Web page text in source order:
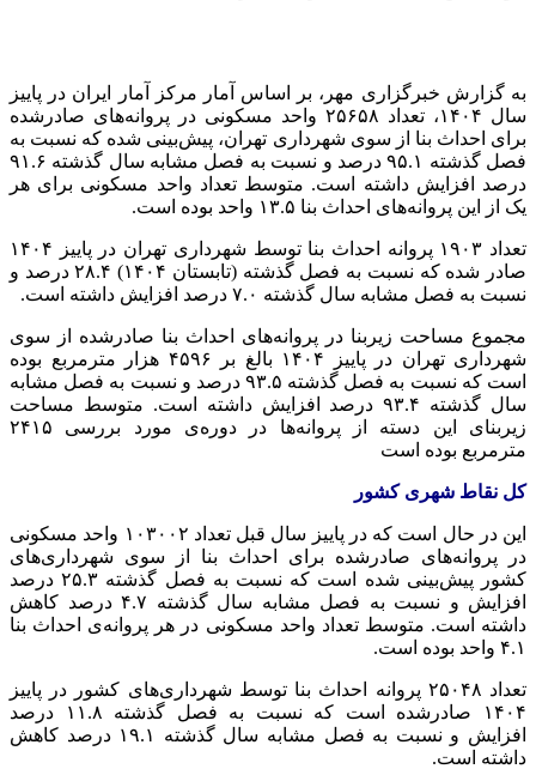
به گزارش خبرگزاری مهر، بر اساس آمار مرکز آمار ایران در پاییز
سال ۱۴۰۴، تعداد ۲۵۶۵۸ واحد مسکونی در پروانه‌های صادرشده
برای احداث بنا از سوی شهرداری‌ تهران، پیش‌بینی شده که نسبت به
فصل گذشته ۹۵.۱ درصد و نسبت به فصل مشابه سال گذشته ۹۱.۶
درصد افزایش داشته است.‏ متوسط تعداد واحد مسکونی برای هر
یک از این پروانه‌های احداث بنا ۱۳.۵ واحد بوده است.
تعداد ۱۹۰۳ پروانه‌ احداث بنا توسط شهرداری‌ تهران در پاییز ۱۴۰۴
صادر شده که نسبت به فصل گذشته (تابستان ۱۴۰۴) ۲۸.۴ درصد و
نسبت به فصل مشابه سال گذشته ۷.۰ درصد افزایش داشته است.
مجموع مساحت زیربنا در پروانه‌های احداث بنا صادرشده از سوی
شهرداری‌ تهران در پاییز ۱۴۰۴ بالغ ‌بر ۴۵۹۶ هزار مترمربع بوده
است که نسبت به فصل گذشته ۹۳.۵ درصد و نسبت به فصل مشابه
سال گذشته ۹۳.۴ درصد افزایش داشته است. متوسط مساحت
زیربنای این دسته از پروانه‌ها در دوره‌ی مورد بررسی ۲۴۱۵
مترمربع بوده است
کل نقاط شهری کشور
این در حال است که در پاییز سال قبل تعداد ۱۰۳۰۰۲ واحد مسکونی
در پروانه‌های صادرشده برای احداث بنا از سوی شهرداری‌های
کشور پیش‌بینی شده است که نسبت به فصل گذشته ۲۵.۳ درصد
افزایش و نسبت به فصل مشابه سال گذشته ۴.۷ درصد کاهش
داشته است.‏ متوسط تعداد واحد مسکونی در هر پروانه‌ی احداث بنا
۴.۱ واحد بوده است‌.
تعداد ۲۵۰۴۸ پروانه‌ احداث بنا توسط شهرداری‌های کشور در پاییز
۱۴۰۴ صادرشده است که نسبت به فصل گذشته ۱۱.۸ درصد
افزایش و نسبت به فصل مشابه سال گذشته ۱۹.۱ درصد کاهش
داشته است.